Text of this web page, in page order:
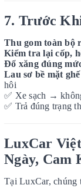
7. Trước
Thu gom toàn bộ
Kiểm tra lại cốp,
Đổ xăng đúng
Lau sơ bề mặt
hôi
✅ Xe sạch →
✅ Trả đúng trạng
LuxCar
Ngày, Cam
Tại LuxCar, chúng